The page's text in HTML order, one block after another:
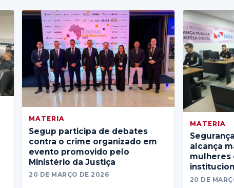
MATERIA
Segup participa de debates
contra o crime organizado em
evento promovido pelo
Ministério da Justiça
20 DE MARÇO DE 2026
MATERIA
alcança
mulheres
20 DE